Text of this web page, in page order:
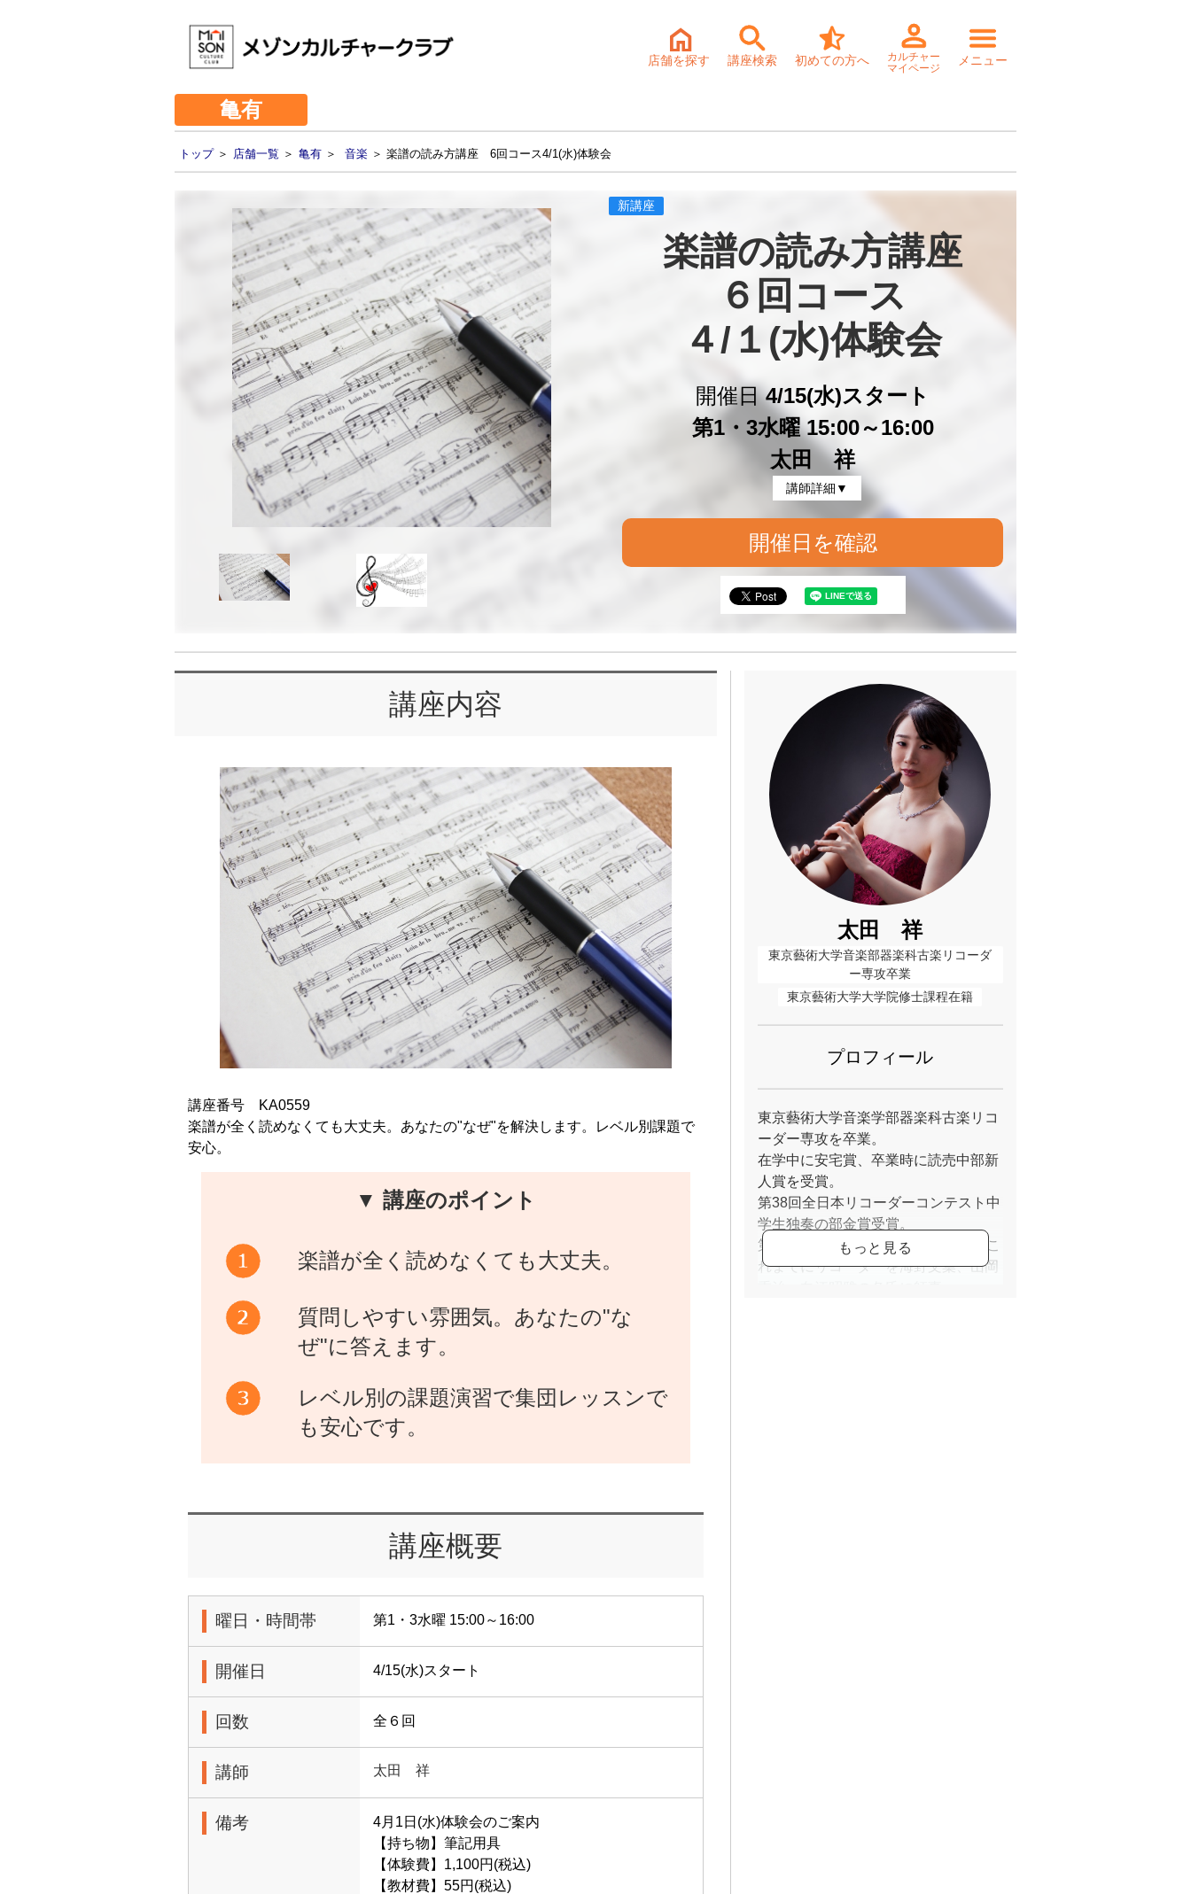
店舗を探す 講座検索 初めての方へ
カルチャー
マイページ
メニュー
亀有
トップ＞ 店舗一覧 ＞ 亀有 ＞ 音楽 ＞ 楽譜の読み方講座 6回コース4/1(水)体験会
新講座
楽譜の読み方講座
６回コース
４/１(水)体験会
開催日4/15(水)スタート
第1・3水曜 15:00～16:00
太田 祥
講師詳細▼
開催日を確認
講座内容
講座番号 KA0559
楽譜が全く読めなくても大丈夫。あなたの"なぜ"を解決します。レベル別課題で
安心。
▼ 講座のポイント
楽譜が全く読めなくても大丈夫。
質問しやすい雰囲気。あなたの"な
ぜ"に答えます。
レベル別の課題演習で集団レッスンで
も安心です。
講座概要
曜日・時間帯 第1・3水曜 15:00～16:00
開催日 4/15(水)スタート
回数 全６回
講師 太田 祥
備考
4月1日(水)体験会のご案内
【持ち物】筆記用具
【体験費】1,100円(税込)
【教材費】55円(税込)
太田 祥
東京藝術大学音楽部器楽科古楽リコーダ
ー専攻卒業
東京藝術大学大学院修士課程在籍
プロフィール
東京藝術大学音楽学部器楽科古楽リコ
ーダー専攻を卒業。
在学中に安宅賞、卒業時に読売中部新
人賞を受賞。
第38回全日本リコーダーコンテスト中
学生独奏の部金賞受賞。
第46回読売中部新人演奏会に出演。こ
れまでにリコーダーを海野文葉、山岡